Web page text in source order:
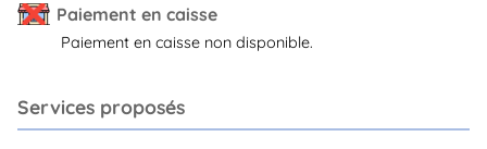
Paiement en caisse
Paiement en caisse non disponible.
Services proposés